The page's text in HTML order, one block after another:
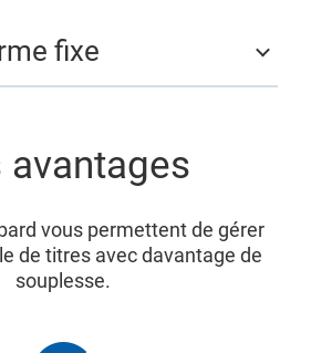
fixe
avantages
vous permettent de gérer
de titres avec davantage de
souplesse.